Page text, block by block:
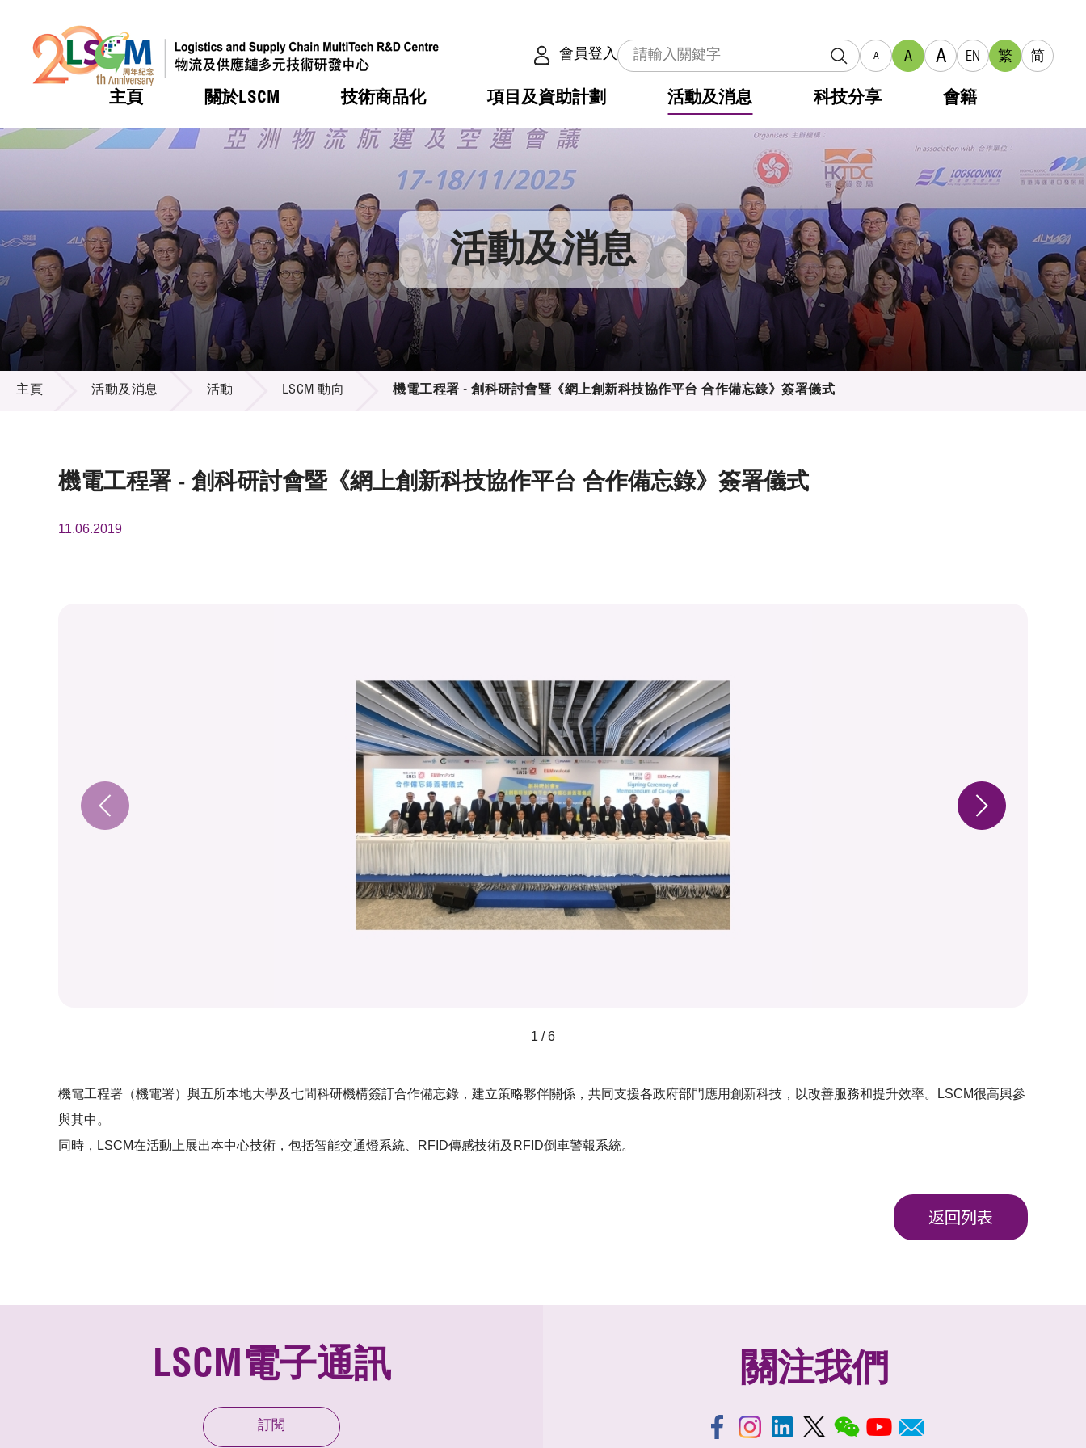
會員登入 A A A EN 繁 简
主頁 關於LSCM
熱門 機構簡介
組織架構
組織架構
董事局
研究顧問
招標通告
技術商品化
熱門 服務
可獲授權之技術
應用於公共服務之創新技術
重點項目
項目及資助計劃
熱門 合作計劃
資助計劃
資助計劃
稅務優惠
申請
評審
徵求研發項目計劃書
項目資料庫
活動及消息
熱門 活動
獎項
新聞中心
媒體報導
新聞稿
資訊中心
多媒體
出版刊物
科技分享 會籍
熱門 會籍及服務
會員列表
會員登入 活動及消息
活動及消息
主頁 活動及消息 活動 LSCM 動向 機電工程署 - 創科研討會暨《網上創新科技協作平台 合作備忘錄》簽署儀式
機電工程署 - 創科研討會暨《網上創新科技協作平台 合作備忘錄》簽署儀式
11.06.2019
1 / 6
機電工程署（機電署）與五所本地大學及七間科研機構簽訂合作備忘錄，建立策略夥伴關係，共同支援各政府部門應用創新科技，以改善服務和提升效率。LSCM很高興參
與其中。
同時，LSCM在活動上展出本中心技術，包括智能交通燈系統、RFID傳感技術及RFID倒車警報系統。
返回列表
LSCM電子通訊
訂閱
關注我們